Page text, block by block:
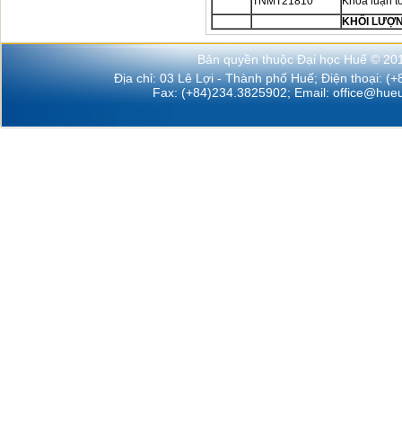
KHỐI
Bản quyền thuộc Đại học Huế ©
Địa chỉ: 03 Lê Lợi - Thành phố Huế; Điện thoại:
Fax: (+84)234.3825902; Email: